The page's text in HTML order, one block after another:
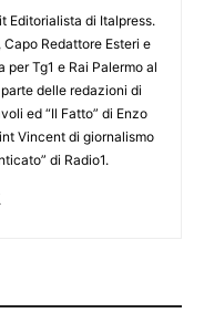
Editorialista di Italpress.
Redattore Esteri e
Tg1 e Rai Palermo al
delle redazioni di
ed “Il Fatto” di Enzo
Vincent di giornalismo
di Radio1.